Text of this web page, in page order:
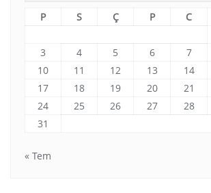
P S Ç P C
3
4 5 6 7
10
11 12 13 14
17
18 19 20 21
24
25 26 27 28
31
« Tem